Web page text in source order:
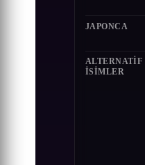
JAPONCA
ALTERNATIF
ISIMLER